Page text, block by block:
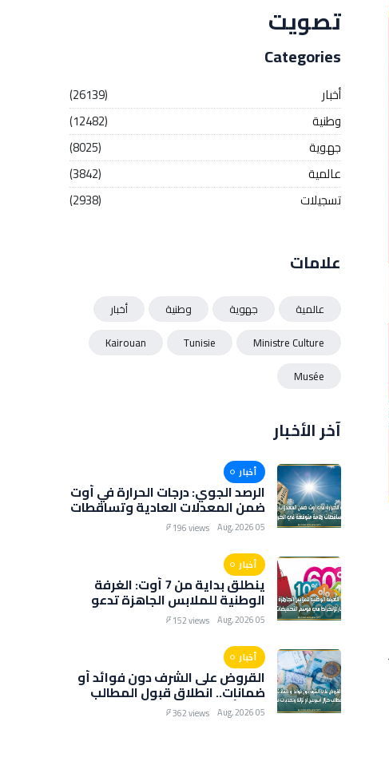
تصويت
Categories
أخبار
(26139)
وطنية
(12482)
جهوية
(8025)
عالمية
(3842)
تسجيلات
(2938)
علامات
عالمية جهوية وطنية
أخبار
Ministre Culture
Tunisie
Kairouan
Musée
آخر الأخبار
أخبار
الرصد الجوي: درجات الحرارة في أوت
ضمن المعدلات العادية وتساقطات
هامة متوقعة في الخريف
05 Aug, 2026
196 views
أخبار
ينطلق بداية من 7 أوت: الغرفة
الوطنية للملابس الجاهزة تدعو
التجار للانخراط في موسم
التخفيضات الصيفية
05 Aug, 2026
152 views
أخبار
القروض على الشرف دون فوائد أو
ضمانات.. انطلاق قبول المطالب
خلال أسبوعين أو ثلاثة وتحذيرات
من رسوم خفيّة
05 Aug, 2026
362 views